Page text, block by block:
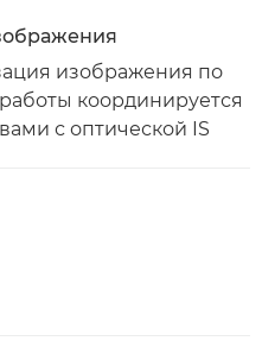
изображения по
координируется
с оптической IS